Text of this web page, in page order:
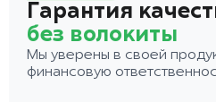
Гарантия
без волокиты
Мы уверены в своей
финансовую